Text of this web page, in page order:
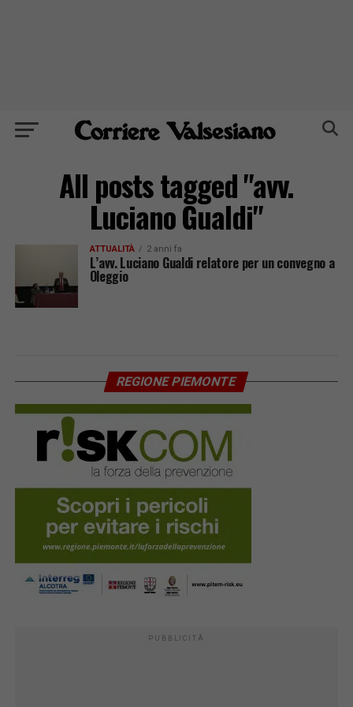
All posts tagged "avv.
Luciano Gualdi"
ATTUALITÀ 2 anni fa
L’avv. Luciano Gualdi relatore per un convegno a
Oleggio
REGIONE PIEMONTE
PUBBLICITÀ